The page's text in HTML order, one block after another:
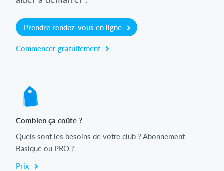
Prendre rendez-vous en ligne
Commencer gratuitement
Combien ça coûte ?
Quels sont les besoins de votre club ? Abonnement
Basique ou PRO ?
Prix